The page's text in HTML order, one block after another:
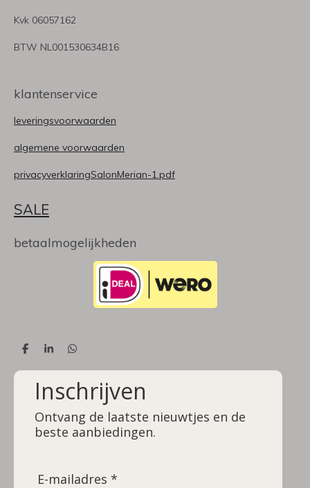
Kvk 06057162
BTW NL001530634B16
klantenservice
leveringsvoorwaarden
algemene voorwaarden
privacyverklaringSalonMerian-1.pdf
SALE
betaalmogelijkheden
D
l
S
a
e
D
l
Inschrijven
Ontvang de laatste nieuwtjes en de
beste aanbiedingen.
E-mailadres *